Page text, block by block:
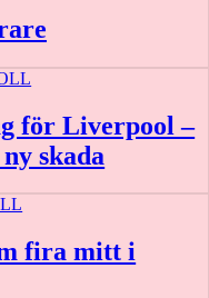
för Liverpool –
skada
fira mitt i